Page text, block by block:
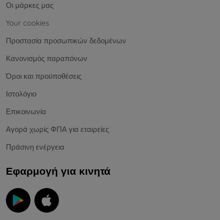
Οι μάρκες μας
Your cookies
Προστασία προσωπικών δεδομένων
Κανονισμός παραπόνων
Όροι και προϋποθέσεις
Ιστολόγιο
Επικοινωνία
Αγορά χωρίς ΦΠΑ για εταιρείες
Πράσινη ενέργεια
Εφαρμογή για κινητά